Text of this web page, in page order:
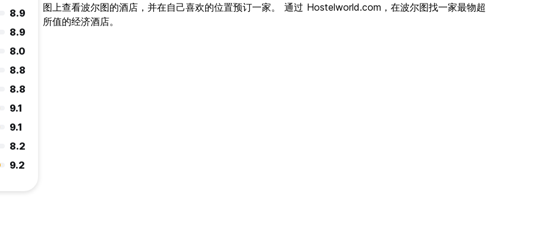
8.9
8.9
8.0
8.8
8.8
9.1
9.1
8.2
9.2
图上查看波尔图的酒店，并在自己喜欢的位置预订一家。 通过 Hostelworld.com，在波尔图找一家最物超
所值的经济酒店。